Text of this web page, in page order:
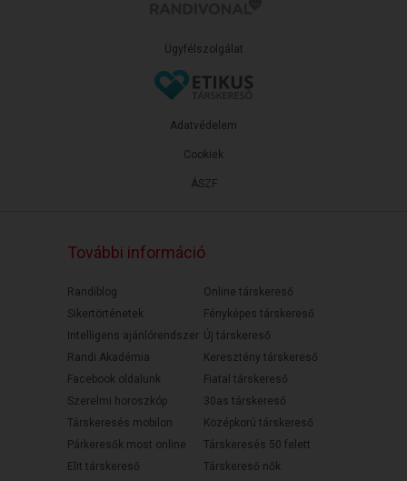
Ügyfélszolgálat
ÁSZF
Adatvédelem
Cookiek
További információ
Randiblog
Sikertörténetek
Intelligens ajánlórendszer
Randi Akadémia
Facebook oldalunk
Szerelmi horoszkóp
Társkeresés mobilon
Párkeresők most online
Elit társkereső
Online társkereső
Fényképes társkereső
Új társkereső
Keresztény társkereső
Fiatal társkereső
30as társkereső
Középkorú társkereső
Társkeresés 50 felett
Társkereső nők